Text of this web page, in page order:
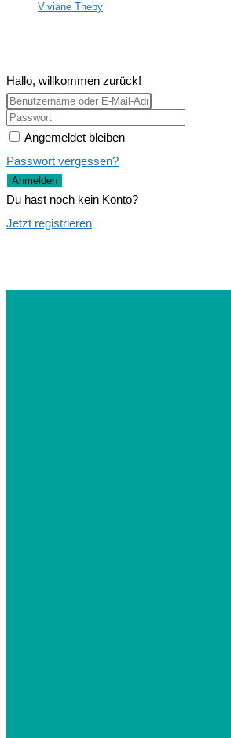
Viviane Theby
Hallo, willkommen zurück!
Angemeldet bleiben
Passwort vergessen?
Anmelden
Du hast noch kein Konto?
Jetzt registrieren